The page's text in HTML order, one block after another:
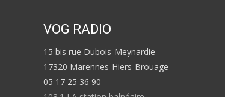
VOG RADIO
15 bis rue Dubois-Meynardie
17320 Marennes-Hiers-Brouage
05 17 25 36 90